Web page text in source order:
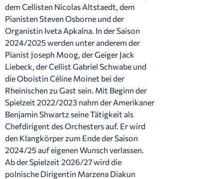
dem Cellisten Nicolas Altstaedt, dem
Pianisten Steven Osborne und der
Organistin Iveta Apkalna. In der Saison
2024/2025 werden unter anderem der
Pianist Joseph Moog, der Geiger Jack
Liebeck, der Cellist Gabriel Schwabe und
die Oboistin Céline Moinet bei der
Rheinischen zu Gast sein. Mit Beginn der
Spielzeit 2022/2023 nahm der Amerikaner
Benjamin Shwartz seine Tätigkeit als
Chefdirigent des Orchesters auf. Er wird
den Klangkörper zum Ende der Saison
2024/25 auf eigenen Wunsch verlassen.
Ab der Spielzeit 2026/27 wird die
polnische Dirigentin Marzena Diakun